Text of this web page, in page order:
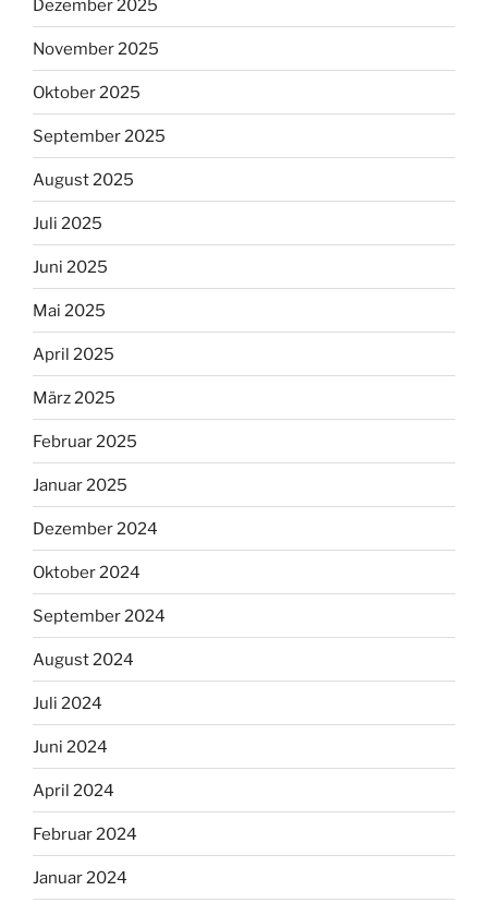
Dezember 2025
November 2025
Oktober 2025
September 2025
August 2025
Juli 2025
Juni 2025
Mai 2025
April 2025
März 2025
Februar 2025
Januar 2025
Dezember 2024
Oktober 2024
September 2024
August 2024
Juli 2024
Juni 2024
April 2024
Februar 2024
Januar 2024